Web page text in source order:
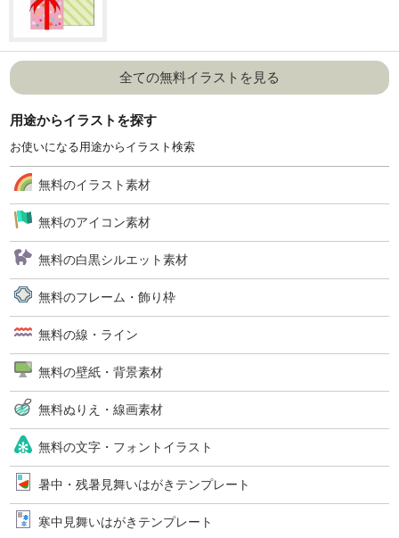
全ての無料イラストを見る
用途からイラストを探す
お使いになる用途からイラスト検索
無料のイラスト素材
無料のアイコン素材
無料の白黒シルエット素材
無料のフレーム・飾り枠
無料の線・ライン
無料の壁紙・背景素材
無料ぬりえ・線画素材
無料の文字・フォントイラスト
暑中・残暑見舞いはがきテンプレート
寒中見舞いはがきテンプレート